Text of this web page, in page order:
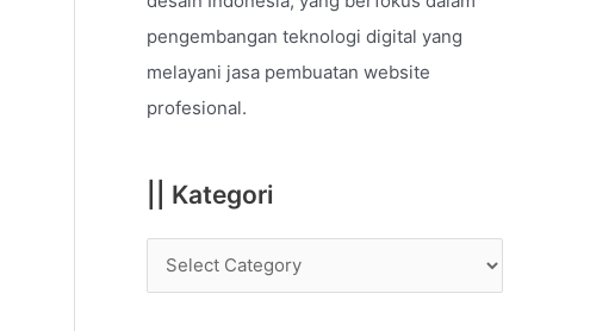
o
r
:
pengembangan teknologi digital yang
melayani jasa pembuatan website
profesional.
|| Kategori